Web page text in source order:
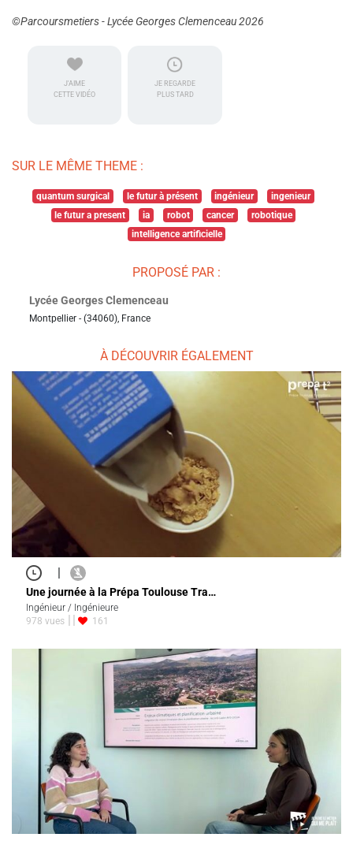
©Parcoursmetiers - Lycée Georges Clemenceau 2026
J'AIME
CETTE VIDÉO
JE REGARDE
PLUS TARD
SUR LE MÊME THEME :
quantum surgical le futur à présent ingénieur
ingenieur
le futur a present
ia robot cancer
robotique
intelligence artificielle
PROPOSÉ PAR :
Lycée Georges Clemenceau
Montpellier - (34060), France
À DÉCOUVRIR ÉGALEMENT
|
Une journée à la Prépa Toulouse Tra…
Ingénieur / Ingénieure
978 vues
161